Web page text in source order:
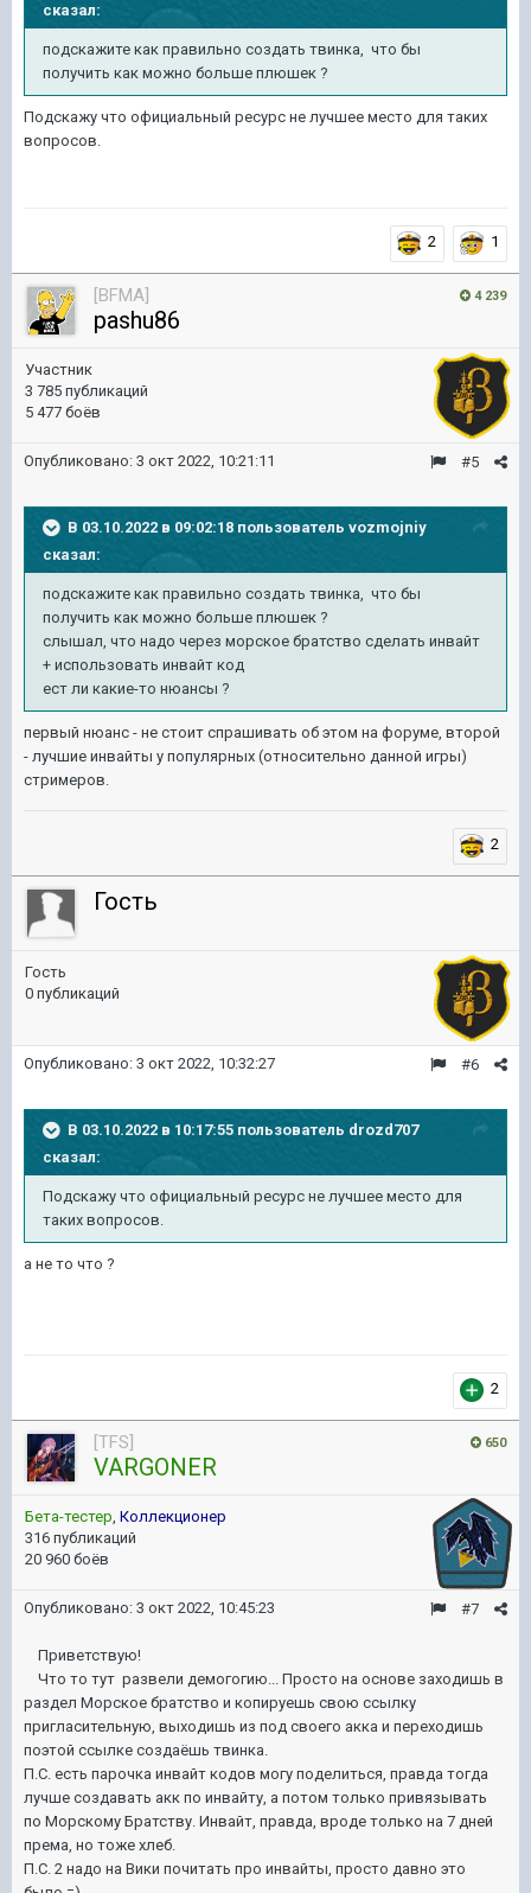
сказал:
подскажите как правильно создать твинка, что бы
получить как можно больше плюшек ?
Подскажу что официальный ресурс не лучшее место для таких
вопросов.
2 1
4 239
[BFMA]
pashu86
Участник
3 785 публикаций
5 477 боёв
#5
Опубликовано: 3 окт 2022, 10:21:11
В 03.10.2022 в 09:02:18 пользователь vozmojniy
сказал:
подскажите как правильно создать твинка, что бы
получить как можно больше плюшек ?
слышал, что надо через морское братство сделать инвайт
+ использовать инвайт код
ест ли какие-то нюансы ?
первый нюанс - не стоит спрашивать об этом на форуме, второй
- лучшие инвайты у популярных (относительно данной игры)
стримеров.
2
Гость
Гость
0 публикаций
#6
Опубликовано: 3 окт 2022, 10:32:27
В 03.10.2022 в 10:17:55 пользователь drozd707
сказал:
Подскажу что официальный ресурс не лучшее место для
таких вопросов.
а не то что ?
2
650
[TFS]
VARGONER
Бета-тестер, Коллекционер
316 публикаций
20 960 боёв
#7
Опубликовано: 3 окт 2022, 10:45:23
Приветствую!
Что то тут развели демогогию... Просто на основе заходишь в
раздел Морское братство и копируешь свою ссылку
пригласительную, выходишь из под своего акка и переходишь
поэтой ссылке создаёшь твинка.
П.С. есть парочка инвайт кодов могу поделиться, правда тогда
лучше создавать акк по инвайту, а потом только привязывать
по Морскому Братству. Инвайт, правда, вроде только на 7 дней
према, но тоже хлеб.
П.С. 2 надо на Вики почитать про инвайты, просто давно это